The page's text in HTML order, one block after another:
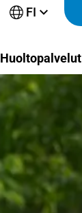
FI
Huoltopalvelut